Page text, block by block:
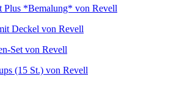
Plus *Bemalung* von Revell
Deckel von Revell
Set von Revell
(15 St.) von Revell